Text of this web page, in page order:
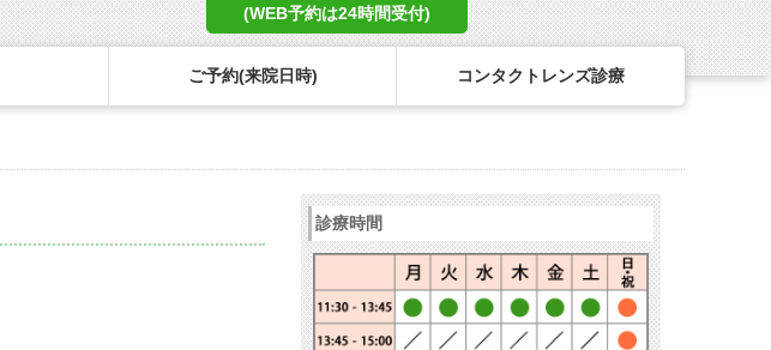
(WEB予約は24時間受付)
よくある質問
診療報酬に関する院内掲示
点眼液・眼軟膏について
ご予約(来院日時) コンタクトレンズ診療
コンタクトレンズのトラブル
コンタクトレンズの眼疾患
診療時間